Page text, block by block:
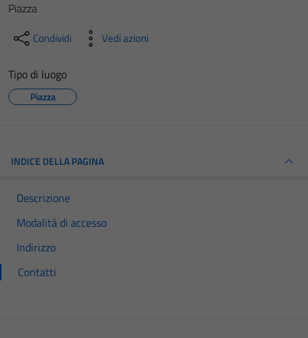
Piazza
Condividi Vedi azioni
Tipo di luogo
Piazza
INDICE DELLA PAGINA
Descrizione
Modalità di accesso
Indirizzo
Contatti